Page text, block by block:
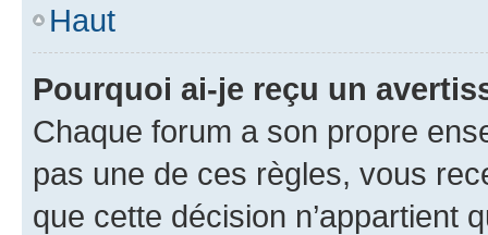
Haut
Pourquoi ai-je reçu un
Chaque forum a son propre
pas une de ces règles, vous
que cette décision n’appartient